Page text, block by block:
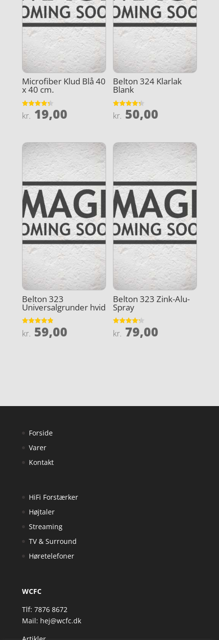
Microfiber Klud Blå 40
x 40 cm.
Vurderet
4.3
kr. 19,00
Belton 324 Klarlak
Blank
Vurderet
4.3
kr. 50,00
Belton 323
Universalgrunder hvid
Vurderet
4.9
kr. 59,00
Belton 323 Zink-Alu-
Spray
Vurderet
4.2
kr. 79,00
Forside
Varer
Kontakt
HiFi Forstærker
Højtaler
Streaming
TV & Surround
Høretelefoner
WCFC
Tlf: 7876 8672
Mail: hej@wcfc.dk